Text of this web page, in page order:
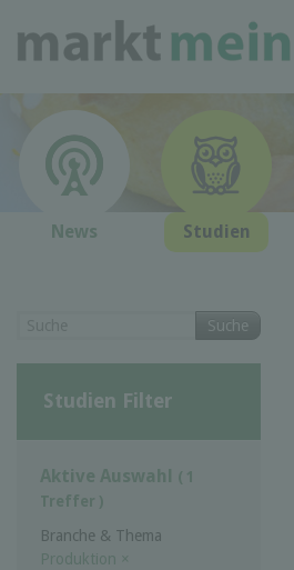
News Studien
Suche
Studien Filter
Aktive Auswahl ( 1
Treffer )
Branche & Thema
Produktion ×